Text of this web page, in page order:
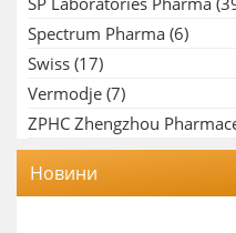
Spectrum Pharma (6)
Swiss (17)
Vermodje (7)
ZPHC Zhengzhou
Новини